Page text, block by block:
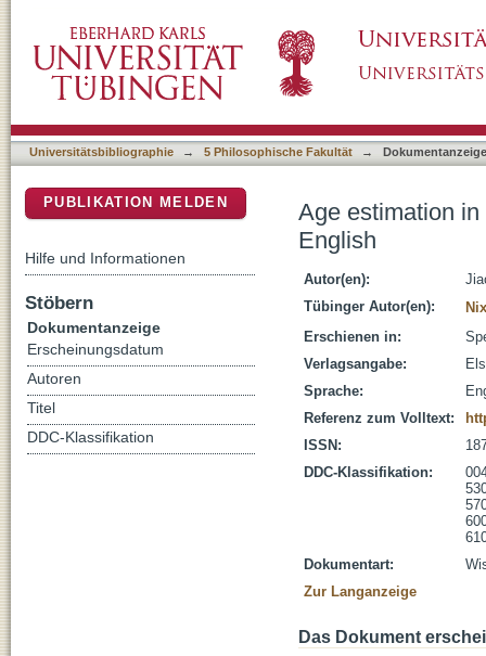
Universitätsbibliographie → 5 Philosophische Fakultät → Dokumentanzeige
Age estimation
English
Autor(en):
Tübinger Autor(en):
Erschienen in:
Verlagsangabe:
Sprache:
Referenz zum Volltext:
ISSN:
DDC-Klassifikation:
Dokumentart:
Zur Langanzeige
Das Dokument
PUBLIKATION MELDEN
Hilfe und Informationen
Stöbern
Dokumentanzeige
Erscheinungsdatum
Autoren
Titel
DDC-Klassifikation